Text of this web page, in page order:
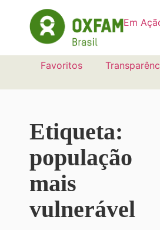
Em
Favoritos
Etiqueta:
população
mais
vulnerável